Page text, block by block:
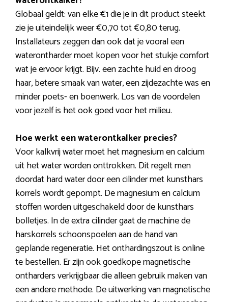
Globaal geldt: van elke €1 die je in dit product steekt
zie je uiteindelijk weer €0,70 tot €0,80 terug.
Installateurs zeggen dan ook dat je vooral een
waterontharder moet kopen voor het stukje comfort
wat je ervoor krijgt. Bijv. een zachte huid en droog
haar, betere smaak van water, een zijdezachte was en
minder poets- en boenwerk. Los van de voordelen
voor jezelf is het ook goed voor het milieu.
Hoe werkt een waterontkalker precies?
Voor kalkvrij water moet het magnesium en calcium
uit het water worden onttrokken. Dit regelt men
doordat hard water door een cilinder met kunsthars
korrels wordt gepompt. De magnesium en calcium
stoffen worden uitgeschakeld door de kunsthars
bolletjes. In de extra cilinder gaat de machine de
harskorrels schoonspoelen aan de hand van
geplande regeneratie. Het onthardingszout is online
te bestellen. Er zijn ook goedkope magnetische
ontharders verkrijgbaar die alleen gebruik maken van
een andere methode. De uitwerking van magnetische